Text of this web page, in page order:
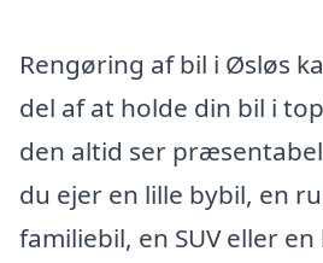
Rengøring af bil i Øsløs
del af at holde din bil i
den altid ser
du ejer en lille bybil, en
familiebil, en SUV eller